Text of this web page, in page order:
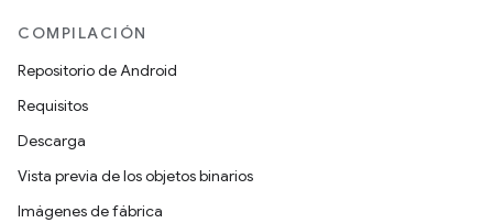
COMPILACIÓN
Repositorio de Android
Requisitos
Descarga
Vista previa de los objetos binarios
Imágenes de fábrica